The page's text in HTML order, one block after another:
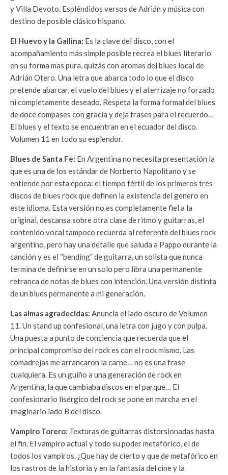
y Villa Devoto. Espléndidos versos de Adrián y música con
destino de posible clásico hispano.
El Huevo y la Gallina: Es la clave del disco, con el
acompañamiento más simple posible recrea el blues literario
en su forma mas pura, quizás con aromas del blues local de
Adrián Otero. Una letra que abarca todo lo que el disco
pretende abarcar, el vuelo del blues y el aterrizaje no forzado
ni completamente deseado. Respeta la forma formal del blues
de doce compases con gracia y deja frases para el recuerdo…
El blues y el texto se encuentran en el ecuador del disco.
Volumen 11 en todo su esplendor.
Blues de Santa Fe: En Argentina no necesita presentación la
que es una de los estándar de Norberto Napolitano y se
entiende por esta época: el tiempo fértil de los primeros tres
discos de blues rock que definen la existencia del genero en
este idioma. Esta versión no es completamente fiel a la
original, descansa sobre otra clase de ritmo y guitarras, el
contenido vocal tampoco recuerda al referente del blues rock
argentino, pero hay una detalle que saluda a Pappo durante la
canción y es el “bending” de guitarra, un solista que nunca
termina de definirse en un solo pero libra una permanente
retranca de notas de blues con intención. Una versión distinta
de un blues permanente a mi generación.
Las almas agradecidas: Anuncia el lado oscuro de Volumen
11. Un stand up confesional, una letra con jugo y con pulpa.
Una puesta a punto de conciencia que recuerda que el
principal compromiso del rock es con el rock mismo. Las
comadrejas me arrancaron la carne… no es una frase
cualquiera. Es un guiño a una generación de rock en
Argentina, la que cambiaba discos en el parque… El
confesionario lisérgico del rock se pone en marcha en el
imaginario lado B del disco.
Vampiro Torero: Texturas de guitarras distorsionadas hasta
el fin. El vampiro actual y todo su poder metafórico, el de
todos los vampiros. ¿Que hay de cierto y que de metafórico en
los rastros de la historia y en la fantasía del cine y la